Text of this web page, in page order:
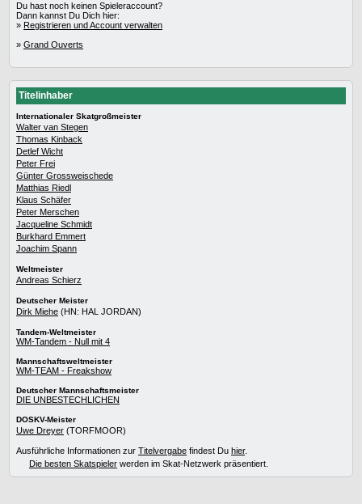
Du hast noch keinen Spieleraccount?
Dann kannst Du Dich hier:
» Registrieren und Account verwalten
» Grand Ouverts
Titelinhaber
Internationaler Skatgroßmeister
Walter van Stegen
Thomas Kinback
Detlef Wicht
Peter Frei
Günter Grossweischede
Matthias Riedl
Klaus Schäfer
Peter Merschen
Jacqueline Schmidt
Burkhard Emmert
Joachim Spann
Weltmeister
Andreas Schierz
Deutscher Meister
Dirk Miehe (HN: HAL JORDAN)
Tandem-Weltmeister
WM-Tandem - Null mit 4
Mannschaftsweltmeister
WM-TEAM - Freakshow
Deutscher Mannschaftsmeister
DIE UNBESTECHLICHEN
DOSKV-Meister
Uwe Dreyer (TORFMOOR)
Ausführliche Informationen zur Titelvergabe findest Du hier.
Die besten Skatspieler werden im Skat-Netzwerk präsentiert.